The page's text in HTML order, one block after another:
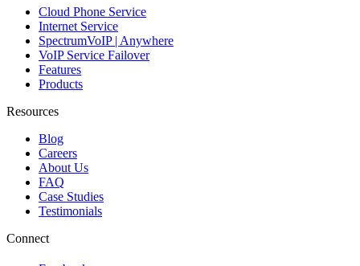
Cloud Phone Service
Internet Service
SpectrumVoIP | Anywhere
VoIP Service Failover
Features
Products
Resources
Blog
Careers
About Us
FAQ
Case Studies
Testimonials
Connect